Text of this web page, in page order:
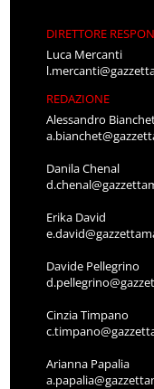
DIRETTORE
Luca Mercanti
REDAZIONE
Alessandro
Danila Chenal
Erika David
Davide Pellegrino
Cinzia Timpano
Arianna Papalia